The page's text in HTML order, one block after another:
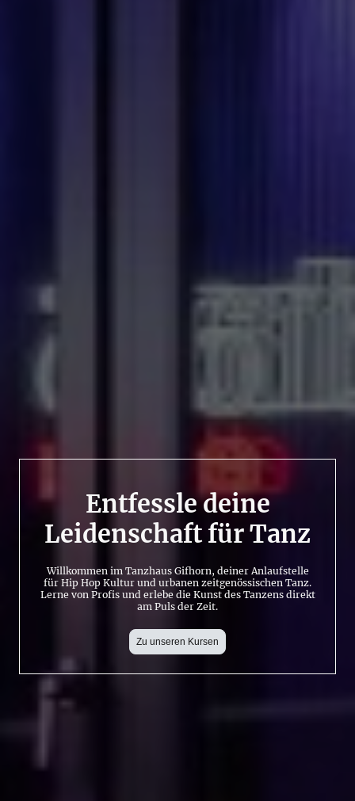
Entfessle deine
Leidenschaft für Tanz
Willkommen im Tanzhaus Gifhorn, deiner Anlaufstelle
für Hip Hop Kultur und urbanen zeitgenössischen Tanz.
Lerne von Profis und erlebe die Kunst des Tanzens direkt
am Puls der Zeit.
Zu unseren Kursen